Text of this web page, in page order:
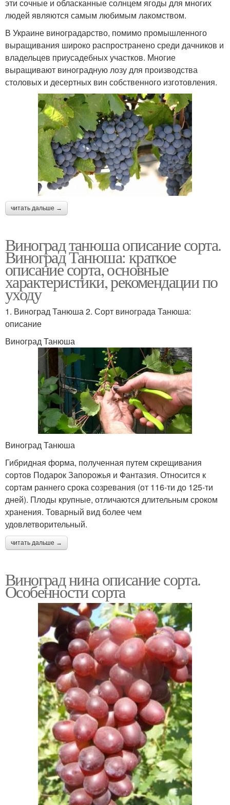
эти сочные и обласканные солнцем ягоды для многих
людей являются самым любимым лакомством.
В Украине виноградарство, помимо промышленного
выращивания широко распространено среди дачников и
владельцев приусадебных участков. Многие
выращивают виноградную лозу для производства
столовых и десертных вин собственного изготовления.
читать дальше →
Виноград танюша описание сорта.
Виноград Танюша: краткое
описание сорта, основные
характеристики, рекомендации по
уходу
1. Виноград Танюша 2. Сорт винограда Танюша:
описание
Виноград Танюша
Виноград Танюша
Гибридная форма, полученная путем скрещивания
сортов Подарок Запорожья и Фантазия. Относится к
сортам раннего срока созревания (от 116-ти до 125-ти
дней). Плоды крупные, отличаются длительным сроком
хранения. Товарный вид более чем
удовлетворительный.
читать дальше →
Виноград нина описание сорта.
Особенности сорта